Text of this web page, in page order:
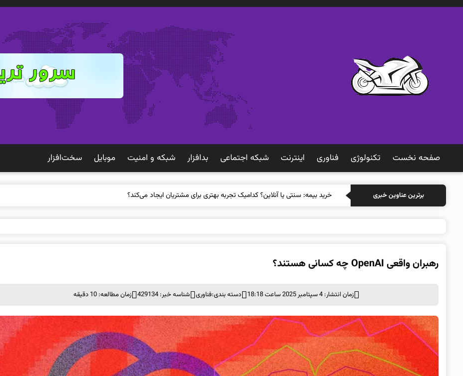
صفحه نخست تکنولوژی فناوری اينترنت شبكه اجتماعی بدافزار شبكه و امنيت موبايل سخت‌افزار
برترین عناوین خبری خرید بیمه: سنتی
رهبران واقعی OpenAI چه کسانی هستند؟
زمان انتشار: 4 سپتامبر 2025 ساعت 18:18 دسته بندی:فناوری شناسه خبر: 429134 زمان مطالعه: 10 دقیقه